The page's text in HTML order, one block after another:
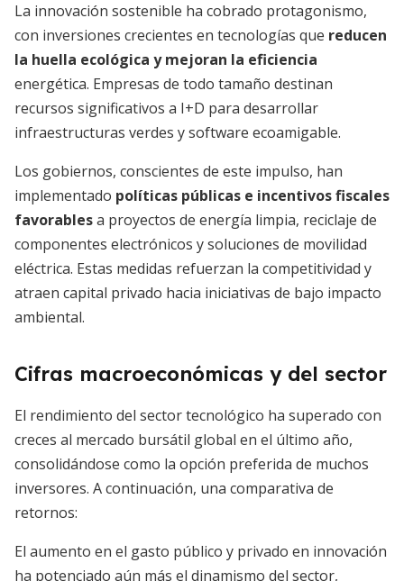
La innovación sostenible ha cobrado protagonismo,
con inversiones crecientes en tecnologías que reducen
la huella ecológica y mejoran la eficiencia
energética. Empresas de todo tamaño destinan
recursos significativos a I+D para desarrollar
infraestructuras verdes y software ecoamigable.
Los gobiernos, conscientes de este impulso, han
implementado políticas públicas e incentivos fiscales
favorablesa proyectos de energía limpia, reciclaje de
componentes electrónicos y soluciones de movilidad
eléctrica. Estas medidas refuerzan la competitividad y
atraen capital privado hacia iniciativas de bajo impacto
ambiental.
Cifras macroeconómicas y del sector
El rendimiento del sector tecnológico ha superado con
creces al mercado bursátil global en el último año,
consolidándose como la opción preferida de muchos
inversores. A continuación, una comparativa de
retornos:
El aumento en el gasto público y privado en innovación
ha potenciado aún más el dinamismo del sector,